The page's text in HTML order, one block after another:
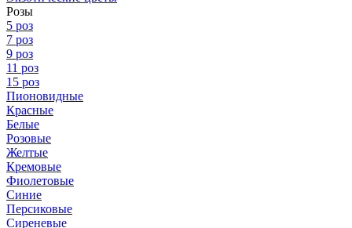
Розы
5 роз
7 роз
9 роз
11 роз
15 роз
Пионовидные
Красные
Белые
Розовые
Желтые
Кремовые
Фиолетовые
Синие
Персиковые
Сиреневые